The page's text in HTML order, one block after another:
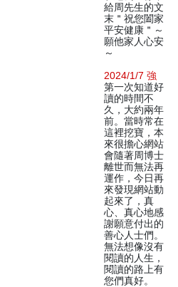
給周先生的文
末＂祝您闔家
平安健康＂～
願他家人心安
～
2024/1/7 強
第一次知道好
讀的時間不
久，大約兩年
前。當時常在
這裡挖寶，本
來很擔心網站
會隨著周博士
離世而無法再
運作，今日再
來發現網站動
起來了，真
心、真心地感
謝願意付出的
善心人士們。
無法想像沒有
閱讀的人生，
閱讀的路上有
您們真好。